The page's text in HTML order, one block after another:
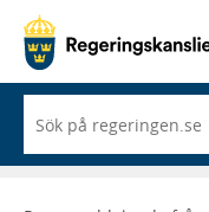
du
börjar
skriva